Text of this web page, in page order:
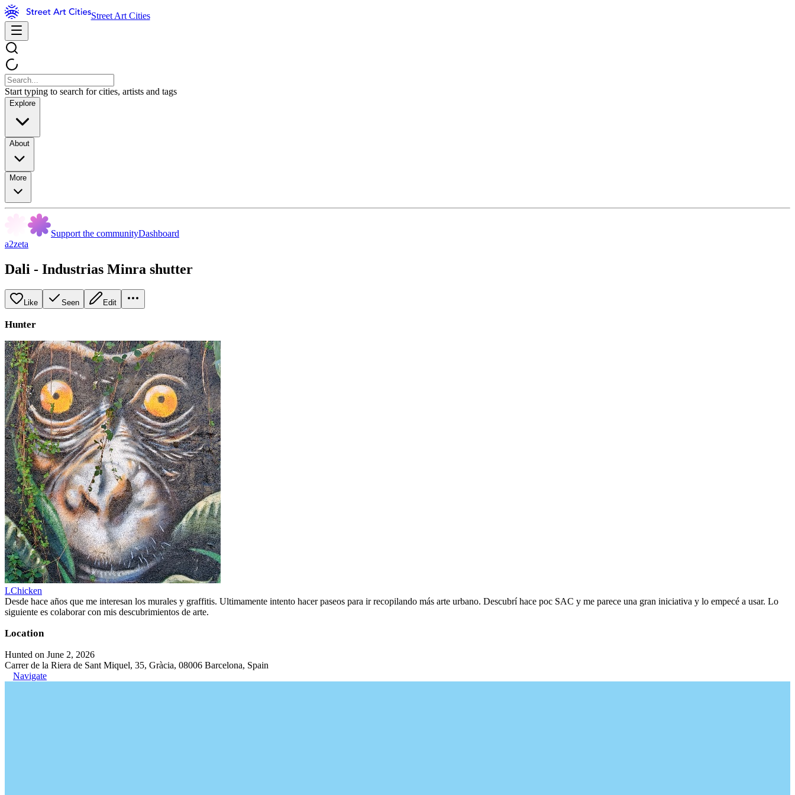
Street Art Cities
Start typing to search for cities, artists and tags
Explore
About
More
Support the communityDashboard
a2zeta
Dali - Industrias Minra shutter
Like Seen Edit
Hunter
LChicken
Desde hace años que me interesan los murales y graffitis. Ultimamente intento hacer paseos para ir recopilando más arte urbano. Descubrí hace poc SAC y me parece una gran iniciativa y lo empecé a usar. Lo
siguiente es colaborar con mis descubrimientos de arte.
Location
Hunted on June 2, 2026
Carrer de la Riera de Sant Miquel, 35, Gràcia, 08006 Barcelona, Spain
Navigate